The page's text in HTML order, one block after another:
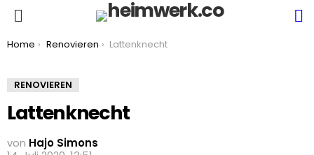
You are here:
Home Renovieren Lattenknecht
RENOVIEREN
Lattenknecht
von Hajo Simons